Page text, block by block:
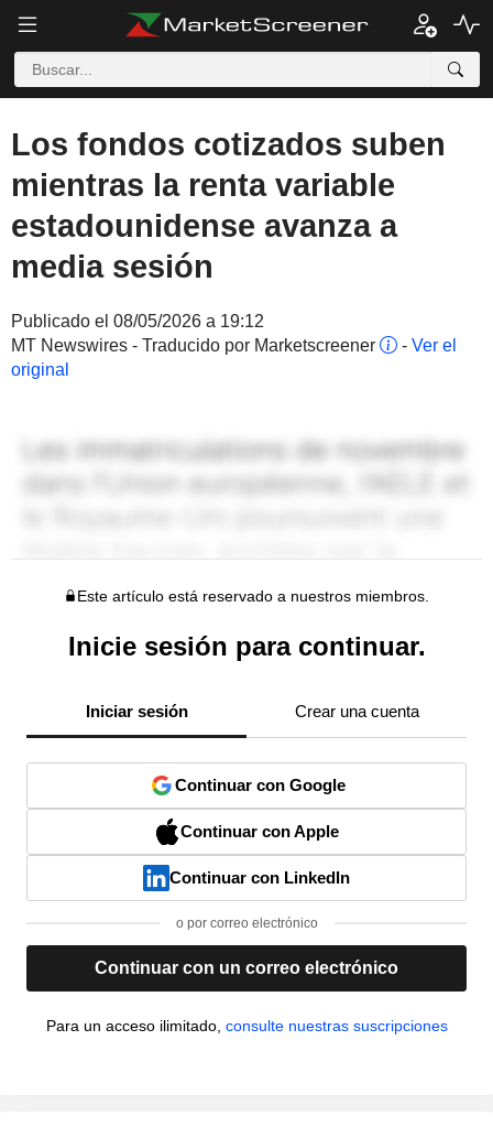
Los fondos cotizados suben
mientras la renta variable
estadounidense avanza a
media sesión
Publicado el 08/05/2026 a 19:12
MT Newswires - Traducido por Marketscreener
- Ver el
original
Este artículo está reservado a nuestros miembros.
Inicie sesión para continuar.
Iniciar sesión Crear una cuenta
Continuar con Google
Continuar con Apple
Continuar con LinkedIn
o por correo electrónico
Continuar con un correo electrónico
Para un acceso ilimitado, consulte nuestras suscripciones